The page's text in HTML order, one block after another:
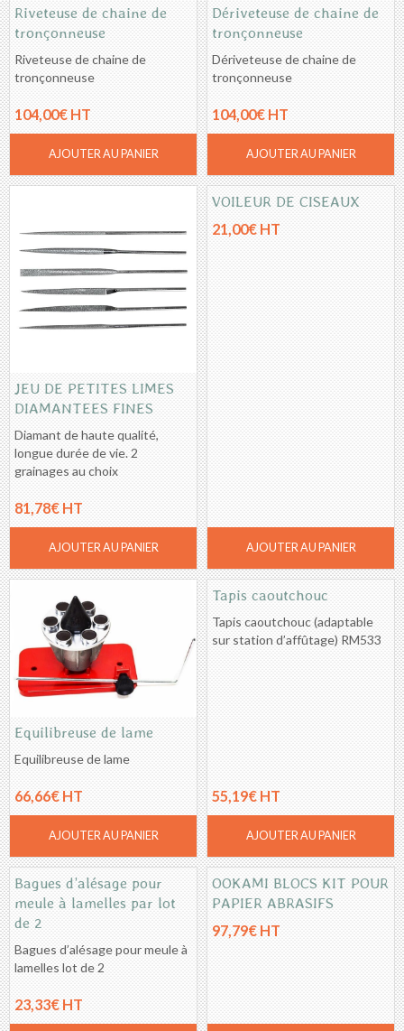
Riveteuse de chaine de
tronçonneuse
Riveteuse de chaine de
tronçonneuse
104,00€ HT
AJOUTER AU PANIER
Dériveteuse de chaine de
tronçonneuse
Dériveteuse de chaine de
tronçonneuse
104,00€ HT
AJOUTER AU PANIER
JEU DE PETITES LIMES
DIAMANTEES FINES
Diamant de haute qualité,
longue durée de vie. 2
grainages au choix
81,78€ HT
AJOUTER AU PANIER
VOILEUR DE CISEAUX
21,00€ HT
AJOUTER AU PANIER
Equilibreuse de lame
Equilibreuse de lame
66,66€ HT
AJOUTER AU PANIER
Tapis caoutchouc
Tapis caoutchouc (adaptable
sur station d’affûtage) RM533
55,19€ HT
AJOUTER AU PANIER
Bagues d’alésage pour
meule à lamelles par lot
de 2
Bagues d’alésage pour meule à
lamelles lot de 2
23,33€ HT
OOKAMI BLOCS KIT POUR
PAPIER ABRASIFS
97,79€ HT